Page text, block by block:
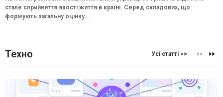
стале сприйняття якості життя в країні. Серед складових, що
формують загальну оцінку...
Техно Усі статті >>